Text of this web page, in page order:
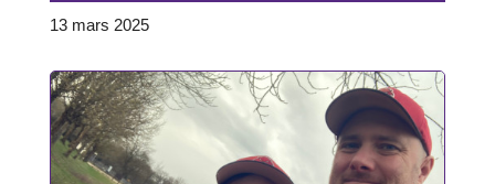
13 mars 2025